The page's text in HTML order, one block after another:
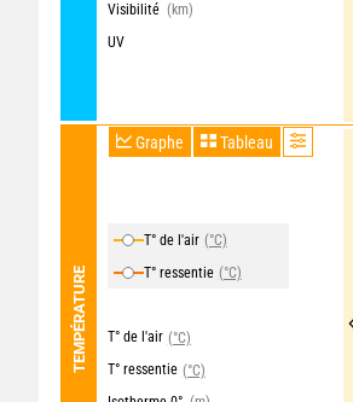
Visibilité (km)
UV
TEMPÉRATURE
Graphe Tableau
T° de l'air (°C)
T° ressentie (°C)
T° de l'air (°C)
T° ressentie (°C)